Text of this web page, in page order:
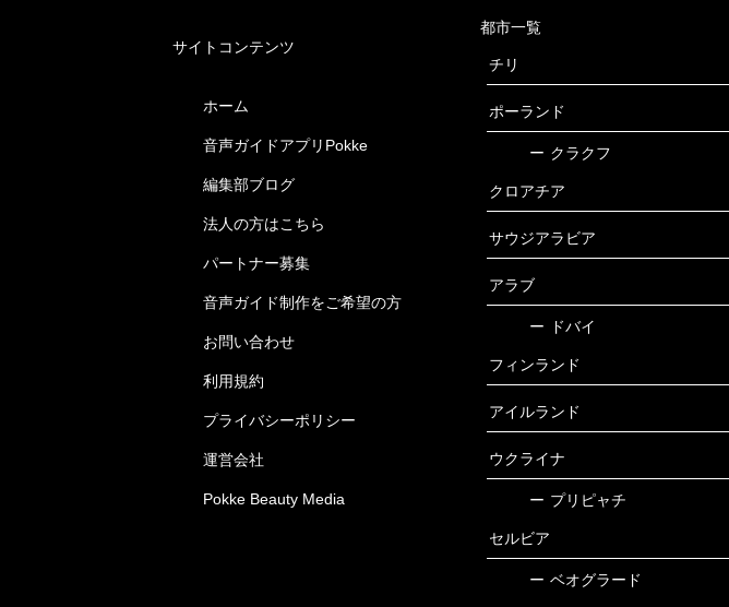
サイトコンテンツ
ホーム
音声ガイドアプリPokke
編集部ブログ
法人の方はこちら
パートナー募集
音声ガイド制作をご希望の方
お問い合わせ
利用規約
プライバシーポリシー
運営会社
Pokke Beauty Media
都市一覧
チリ
ポーランド
ー クラクフ
クロアチア
サウジアラビア
アラブ
ー ドバイ
フィンランド
アイルランド
ウクライナ
ー プリピャチ
セルビア
ー ベオグラード